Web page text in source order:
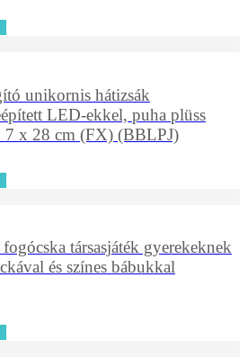
unikornis hátizsák
LED-ekkel, puha plüss
7 x 28 cm (FX) (BBLPJ)
társasjáték gyerekeknek
és színes bábukkal